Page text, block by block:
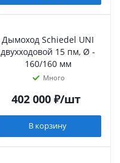
Дымоход Schiedel UNI
двухходовой 15 пм, Ø -
160/160 мм
Много
402 000₽/шт
В корзину